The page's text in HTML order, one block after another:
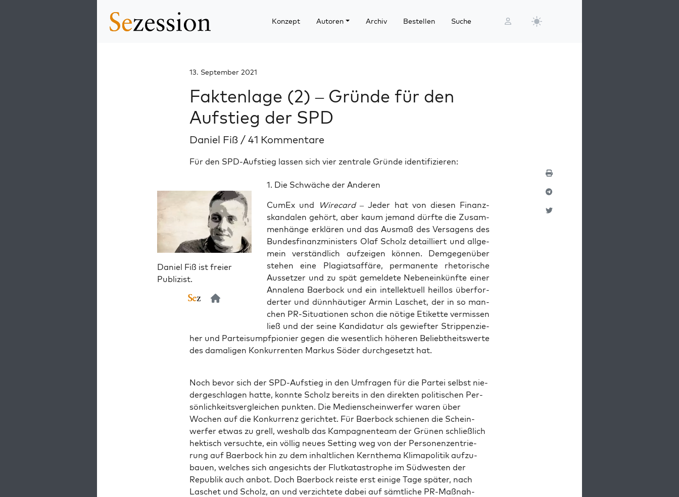
Konzept Autoren Archiv Bestellen Suche
13. September 2021
Faktenlage (2) – Gründe für den
Aufstieg der SPD
Daniel Fiß / 41 Kommentare
Für den SPD-Aufstieg lassen sich vier zentrale Gründe identifizieren:
Daniel Fiß ist freier
Publizist.
1. Die Schwä­che der Anderen
CumEx und
Wire­card– Jeder hat von die­sen Finanz­
skan­da­len gehört, aber kaum jemand dürf­te die Zusam­
men­hän­ge erklä­ren und das Aus­maß des Ver­sa­gens des
Bun­des­fi­nanz­mi­nis­ters Olaf Scholz detail­liert und all­ge­
mein ver­ständ­lich auf­zei­gen kön­nen. Dem­ge­gen­über
ste­hen eine Pla­gi­ats­af­fä­re, per­ma­nen­te rhe­to­ri­sche
Aus­set­zer und zu spät gemel­de­te Neben­ein­künf­te einer
Anna­le­na Baer­bock und ein intel­lek­tu­ell heil­los über­for­
der­ter und dünn­häu­ti­ger Armin Laschet, der in so man­
chen PR-Situa­tio­nen schon die nöti­ge Eti­ket­te ver­mis­sen
ließ und der sei­ne Kan­di­da­tur als gewief­ter Strip­pen­zie­
her und Par­tei­sum­pf­pio­nier gegen die wesent­lich höhe­ren Beliebt­heits­wer­te
des dama­li­gen Kon­kur­ren­ten Mar­kus Söder durch­ge­setzt hat.
Noch bevor sich der SPD-Auf­stieg in den Umfra­gen für die Par­tei selbst nie­
der­ge­schla­gen hat­te, konn­te Scholz bereits in den direk­ten poli­ti­schen Per­
sön­lich­keits­ver­glei­chen punk­ten. Die Medi­en­schein­wer­fer waren über
Wochen auf die Kon­kur­renz gerich­tet. Für Baer­bock schie­nen die Schein­
wer­fer etwas zu grell, wes­halb das Kam­pagn­en­team der Grü­nen schließ­lich
hek­tisch ver­such­te, ein völ­lig neu­es Set­ting weg von der Per­so­nen­zen­trie­
rung auf Baer­bock hin zu dem inhalt­li­chen Kern­the­ma Kli­ma­po­li­tik auf­zu­
bau­en, wel­ches sich ange­sichts der Flut­ka­ta­stro­phe im Süd­wes­ten der
Repu­blik auch anbot. Doch Baer­bock reis­te erst eini­ge Tage spä­ter, nach
Laschet und Scholz, an und ver­zich­te­te dabei auf sämt­li­che PR-Maß­nah­